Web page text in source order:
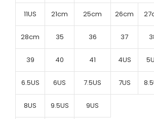
11US 21cm 25cm 26cm
28cm 35 36 37
39 40 41 4US
6.5US 6US 7.5US 7US
8US 9.5US 9US